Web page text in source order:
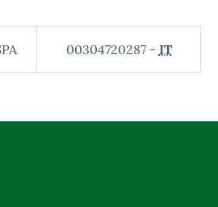
00304720287 - IT